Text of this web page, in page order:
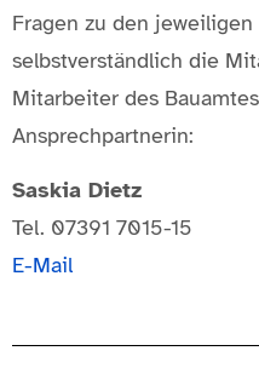
Fragen zu den
selbstverständlich die
Mitarbeiter des
Ansprechpartnerin:
Saskia Dietz
Tel. 07391 7015-15
E-Mail